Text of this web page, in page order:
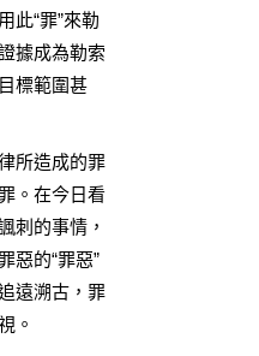
此“罪”來勒
據成為勒索
標範圍甚
所造成的罪
。在今日看
刺的事情，
惡的“罪惡”
遠溯古，罪
。